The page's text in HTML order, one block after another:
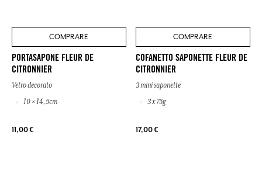
COMPRARE
PORTASAPONE FLEUR DE
CITRONNIER
Vetro decorato
10 × 14,5cm
11,00 €
COMPRARE
COFANETTO SAPONETTE FLEUR DE
CITRONNIER
3 mini saponette
3 x 75g
17,00 €